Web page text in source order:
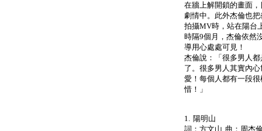
在牆上解開鎖的畫面
劇情中。此外杰倫也
拍攝MV時，站在陽台
時隔9個月，杰倫依然
導用心處處可見！
杰倫說：「很多男人
了。很多男人其實內
愛！每個人都有一段
惜！」
1. 陽明山
詞：方文山 曲：周杰